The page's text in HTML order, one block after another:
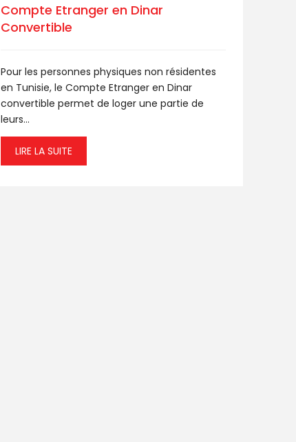
Compte Etranger en Dinar
Convertible
Pour les personnes physiques non résidentes
en Tunisie, le Compte Etranger en Dinar
convertible permet de loger une partie de
leurs...
LIRE LA SUITE